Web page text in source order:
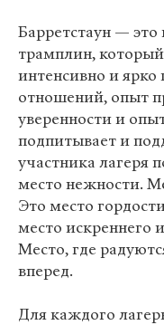
Барретстаун —
трамплин,
интенсивно и
отношений, опыт
уверенности и
подпитывает и
участника лагеря
место нежности.
Это место
место искреннего
Место, где
вперед.
Для каждого